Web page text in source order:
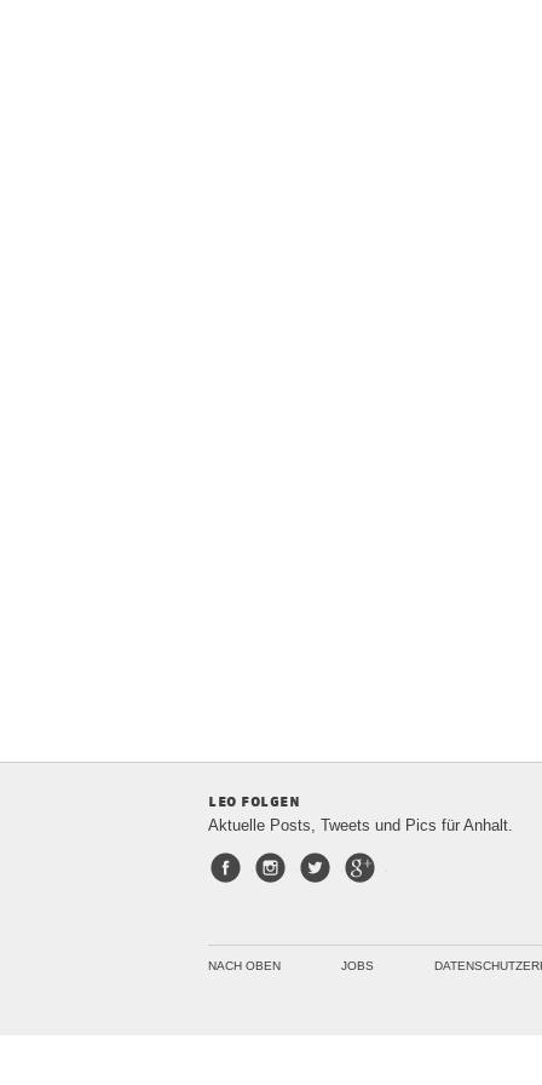
leo folgen
Aktuelle Posts, Tweets und Pics für Anhalt.
FacebookInstagram
Twitter
NACH OBEN JOBS